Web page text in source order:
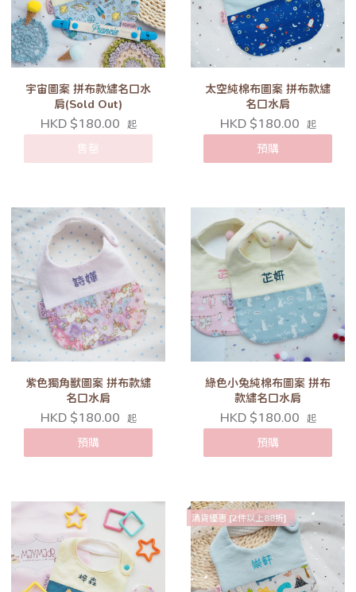
宇宙圖案 拼布款繡名口水
肩(Sold Out)
HKD $180.00 起
售罄
太空純棉布圖案 拼布款繡
名口水肩
HKD $180.00 起
預購
紫色獨角獸圖案 拼布款繡
名口水肩
HKD $180.00 起
預購
綠色小兔純棉布圖案 拼布
款繡名口水肩
HKD $180.00 起
預購
清貨優惠 [2件以上88折]